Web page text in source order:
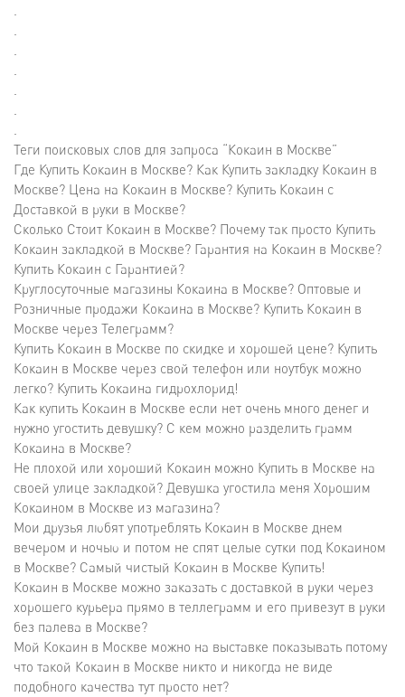
.
.
.
.
.
.
.
Теги поисковых слов для запроса “Кокаин в Москве”
Где Купить Кокаин в Москве? Как Купить закладку Кокаин в
Москве? Цена на Кокаин в Москве? Купить Кокаин с
Доставкой в руки в Москве?
Сколько Стоит Кокаин в Москве? Почему так просто Купить
Кокаин закладкой в Москве? Гарантия на Кокаин в Москве?
Купить Кокаин с Гарантией?
Круглосуточные магазины Кокаина в Москве? Оптовые и
Розничные продажи Кокаина в Москве? Купить Кокаин в
Москве через Телеграмм?
Купить Кокаин в Москве по скидке и хорошей цене? Купить
Кокаин в Москве через свой телефон или ноутбук можно
легко? Купить Кокаина гидрохлорид!
Как купить Кокаин в Москве если нет очень много денег и
нужно угостить девушку? С кем можно разделить грамм
Кокаина в Москве?
Не плохой или хороший Кокаин можно Купить в Москве на
своей улице закладкой? Девушка угостила меня Хорошим
Кокаином в Москве из магазина?
Мои друзья любят употреблять Кокаин в Москве днем
вечером и ночью и потом не спят целые сутки под Кокаином
в Москве? Самый чистый Кокаин в Москве Купить!
Кокаин в Москве можно заказать с доставкой в руки через
хорошего курьера прямо в теллеграмм и его привезут в руки
без палева в Москве?
Мой Кокаин в Москве можно на выставке показывать потому
что такой Кокаин в Москве никто и никогда не виде
подобного качества тут просто нет?